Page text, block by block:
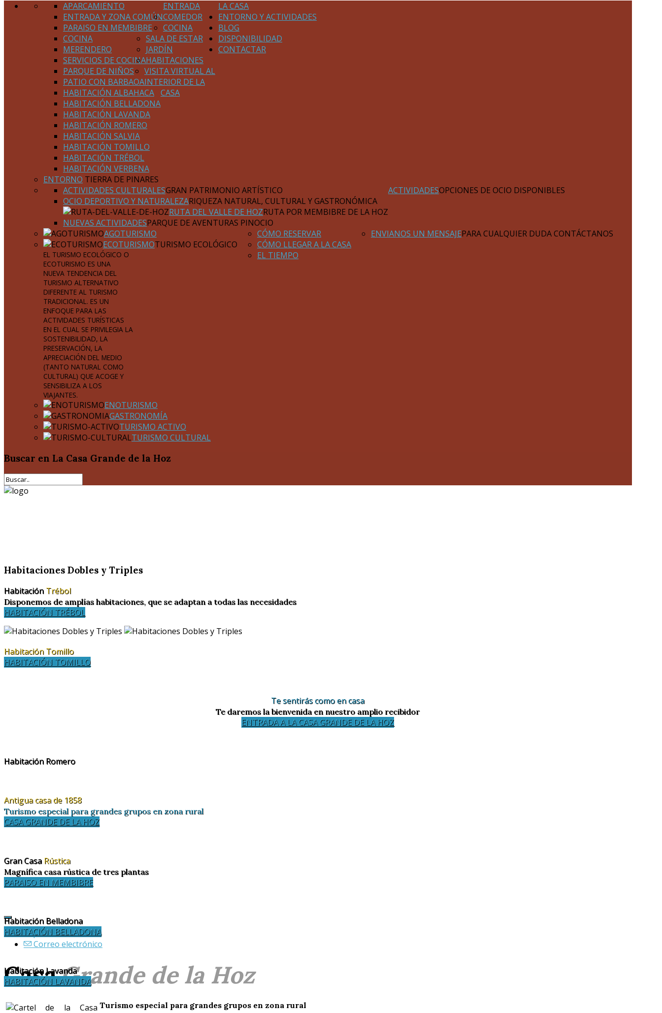
LA CASA
ENTRADA
APARCAMIENTO
ENTRADA Y ZONA COMÚN
PARAISO EN MEMBIBRE
COMEDOR
COCINA
COCINA
MERENDERO
SERVICIOS DE COCINA
SALA DE ESTAR
JARDÍN
PARQUE DE NIÑOS
PATIO CON BARBAOA
HABITACIONES
HABITACIÓN ALBAHACA
HABITACIÓN BELLADONA
HABITACIÓN LAVANDA
HABITACIÓN ROMERO
HABITACIÓN SALVIA
HABITACIÓN TOMILLO
HABITACIÓN TRÉBOL
HABITACIÓN VERBENA
VISITA VIRTUAL AL
INTERIOR DE LA
CASA
ENTORNO Y ACTIVIDADES
ENTORNO TIERRA DE PINARES
ACTIVIDADESOPCIONES DE OCIO DISPONIBLES
ACTIVIDADES CULTURALESGRAN PATRIMONIO ARTÍSTICO
OCIO DEPORTIVO Y NATURALEZARIQUEZA NATURAL, CULTURAL Y GASTRONÓMICA
RUTA DEL VALLE DE HOZRUTA POR MEMBIBRE DE LA HOZ
NUEVAS ACTIVIDADESPARQUE DE AVENTURAS PINOCIO
BLOG
AGOTURISMO
ECOTURISMOTURISMO ECOLÓGICO
EL TURISMO ECOLÓGICO O
ECOTURISMO ES UNA
NUEVA TENDENCIA DEL
TURISMO ALTERNATIVO
DIFERENTE AL TURISMO
TRADICIONAL. ES UN
ENFOQUE PARA LAS
ACTIVIDADES TURÍSTICAS
EN EL CUAL SE PRIVILEGIA LA
SOSTENIBILIDAD, LA
PRESERVACIÓN, LA
APRECIACIÓN DEL MEDIO
(TANTO NATURAL COMO
CULTURAL) QUE ACOGE Y
SENSIBILIZA A LOS
VIAJANTES.
ENOTURISMO
GASTRONOMÍA
TURISMO ACTIVO
TURISMO CULTURAL
DISPONIBILIDAD
CÓMO RESERVAR
CÓMO LLEGAR A LA CASA
EL TIEMPO
CONTACTAR
ENVIANOS UN MENSAJEPARA CUALQUIER DUDA CONTÁCTANOS
Buscar en La Casa Grande de la Hoz
Habitaciones Dobles y Triples
Habitación Trébol
Disponemos de amplías habitaciones, que se adaptan a todas las necesidades
HABITACIÓN TRÉBOL
Habitación Tomillo
HABITACIÓN TOMILLO
Te sentirás como en casa
Te daremos la bienvenida en nuestro amplio recibidor
ENTRADA A LA CASA GRANDE DE LA HOZ
Habitación Romero
Antigua casa de 1858
Turismo especial para grandes grupos en zona rural
CASA GRANDE DE LA HOZ
Gran Casa Rústica
Magnífica casa rústica de tres plantas
PARAISO EN MEMBIBRE
Habitación Belladona
HABITACIÓN BELLADONA
Habitación Lavanda
HABITACIÓN LAVANDA
Imprimir
Correo electrónico
CasaGrande de la Hoz
Turismo especial para grandes grupos en zona rural